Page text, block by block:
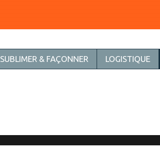
SUBLIMER & FAÇONNER LOGISTIQUE